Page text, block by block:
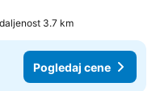
3.7 km
Pogledaj cene